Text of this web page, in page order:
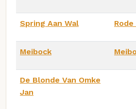
Spring Aan Wal Rode
Meibock
De Blonde Van Omke
Jan